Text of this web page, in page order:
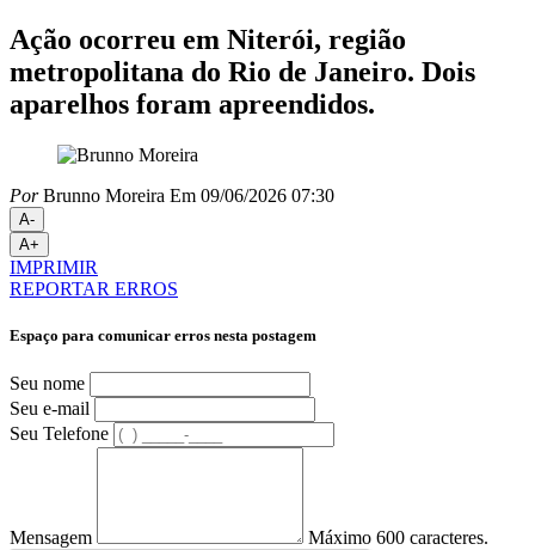
Ação ocorreu em Niterói, região
metropolitana do Rio de Janeiro. Dois
aparelhos foram apreendidos.
PorBrunno Moreira Em 09/06/2026 07:30
A-
A+
IMPRIMIR
REPORTAR ERROS
Espaço para comunicar erros nesta postagem
Seu nome
Seu e-mail
Seu Telefone
Mensagem Máximo 600 caracteres.